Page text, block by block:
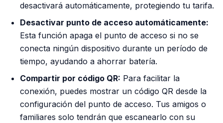
desactivará automáticamente, protegiendo tu tarifa.
Desactivar punto de acceso automáticamente:
Esta función apaga el punto de acceso si no se
conecta ningún dispositivo durante un período de
tiempo, ayudando a ahorrar batería.
Compartir por código QR: Para facilitar la
conexión, puedes mostrar un código QR desde la
configuración del punto de acceso. Tus amigos o
familiares solo tendrán que escanearlo con su